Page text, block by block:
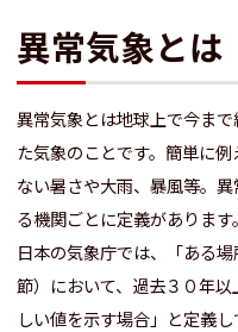
異常気象とは
異常気象とは地球上で今ま
た気象のことです。簡単に
ない暑さや大雨、暴風等。
る機関ごとに定義があります。
日本の気象庁では、「ある
節）において、過去３０年
しい値を示す場合」と定義